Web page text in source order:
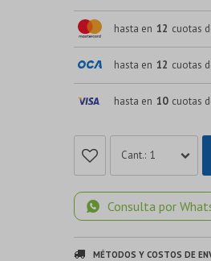
hasta en 12 cuotas
hasta en 12 cuotas
hasta en 10 cuotas
1
Consulta por
MÉTODOS Y COSTOS DE